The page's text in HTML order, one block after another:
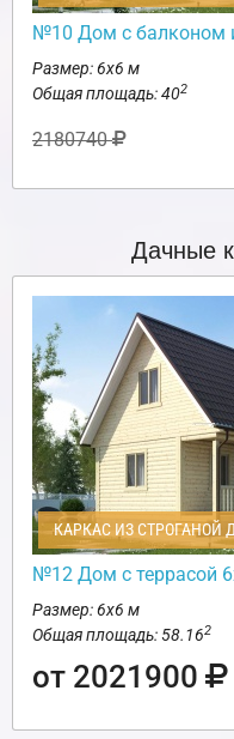
№10 Дом с балконом
Размер: 6х6 м
Общая площадь: 402
2180740
Дачные
КАРКАС ИЗ СТРОГАНОЙ
№12 Дом с террасой
Размер: 6х6 м
Общая площадь: 58.162
от 2021900